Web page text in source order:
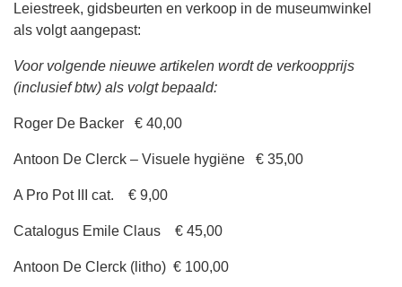
Leiestreek, gidsbeurten en verkoop in de museumwinkel
als volgt aangepast:
Voor volgende nieuwe artikelen wordt de verkoopprijs
(inclusief btw) als volgt bepaald:
Roger De Backer € 40,00
Antoon De Clerck – Visuele hygiëne € 35,00
A Pro Pot III cat. € 9,00
Catalogus Emile Claus € 45,00
Antoon De Clerck (litho) € 100,00